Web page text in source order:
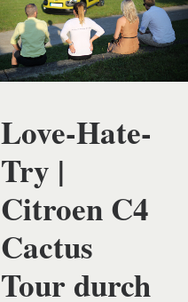
Love-Hate-
Try |
Citroen C4
Cactus
Tour durch